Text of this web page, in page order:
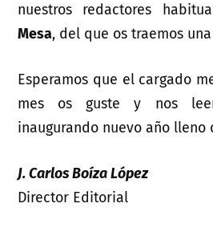
nuestros redactores
Mesa, del que os traemos
Esperamos que el cargado
mes os guste y nos
inaugurando nuevo año lleno
J. Carlos Boíza López
Director Editorial